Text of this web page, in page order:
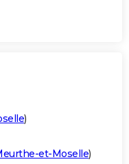
)
et-Moselle)